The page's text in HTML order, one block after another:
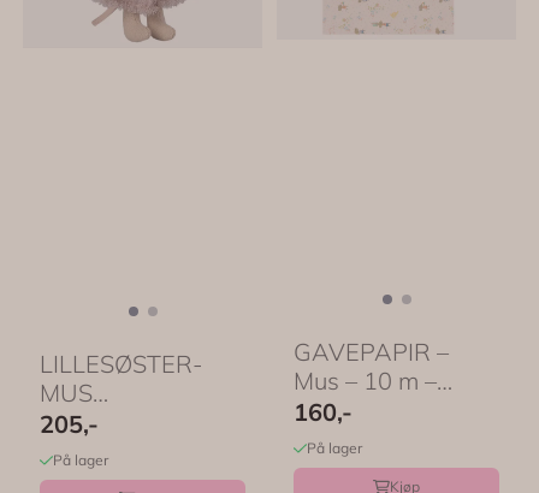
LILLESØSTER-
MUS
BALETTDANSER
– Heather –
Maileg
205,-
På lager
GAVEPAPIR –
Mus – 10 m –
Have a Mice Day
...
160,-
På lager
Kjøp